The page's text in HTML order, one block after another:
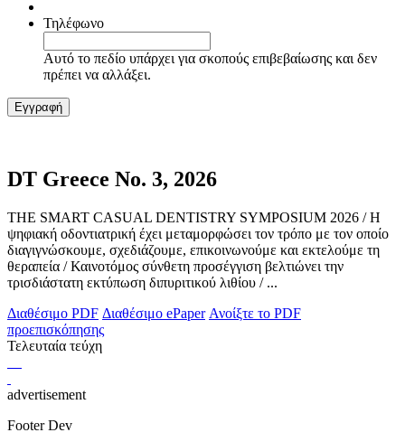
Τηλέφωνο
Αυτό το πεδίο υπάρχει για σκοπούς επιβεβαίωσης και δεν
πρέπει να αλλάξει.
DT Greece No. 3, 2026
THE SMART CASUAL DENTISTRY SYMPOSIUM 2026 / Η
ψηφιακή οδοντιατρική έχει μεταμορφώσει τον τρόπο με τον οποίο
διαγιγνώσκουμε, σχεδιάζουμε, επικοινωνούμε και εκτελούμε τη
θεραπεία / Καινοτόμος σύνθετη προσέγγιση βελτιώνει την
τρισδιάστατη εκτύπωση διπυριτικού λιθίου / ...
Διαθέσιμο PDF Διαθέσιμο ePaper Ανοίξτε το PDF
προεπισκόπησης
Τελευταία τεύχη
advertisement
Footer Dev